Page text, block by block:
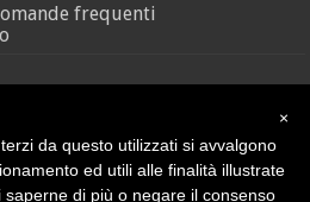
frequenti
×
da questo utilizzati si avvalgono
ed utili alle finalità illustrate
saperne di più o negare il consenso